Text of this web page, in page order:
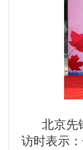
北京先锋
访时表示